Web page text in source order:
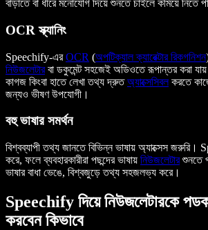
বাড়াতে বা ধীরে মনোযোগ দিয়ে শুনতে চাইলে কমিয়ে নিতে
OCR স্ক্যানিং
Speechify-এরOCR (অপটিক্যাল ক্যারেক্টার রিকগনিশন
নিউজলেটারবা ডকুমেন্ট সহজেই অডিওতে রূপান্তর করা
কাগজ কিংবা হাতে লেখা তথ্য দ্রুতঅ্যাক্সেসিবলকরতে
জন্যও ভীষণ উপযোগী।
বহু ভাষার সমর্থন
বিশ্বব্যাপী তথ্য জানতে বিভিন্ন ভাষায় অ্যাক্সেস জরুরি।
করে, ফলে ব্যবহারকারীরা পছন্দের ভাষায় নিউজলেটারশুনতে
ভাষার বাধা ভেঙে, বিশ্বজুড়ে তথ্য সহজলভ্য করে।
Speechify দিয়ে নিউজলেটারকে
করবেন কিভাবে